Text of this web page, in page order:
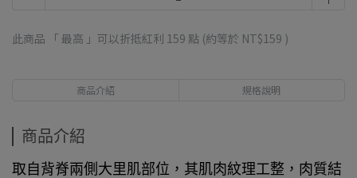
此商品 「 最高 」可以折抵紅利 159 點 (約等於 NT$159 )
商品介紹 規格說明
商品介紹
取自背脊兩側大里肌部位，其肌肉紋理工整，肉質結